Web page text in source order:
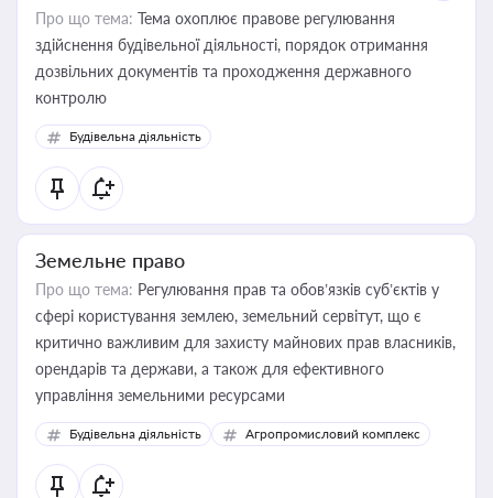
Про що тема: Тема охоплює правове регулювання
здійснення будівельної діяльності, порядок отримання
дозвільних документів та проходження державного
контролю
Будівельна діяльність
Земельне право
Про що тема: Регулювання прав та обов’язків суб’єктів у
сфері користування землею, земельний сервітут, що є
критично важливим для захисту майнових прав власників,
орендарів та держави, а також для ефективного
управління земельними ресурсами
Будівельна діяльність Агропромисловий комплекс